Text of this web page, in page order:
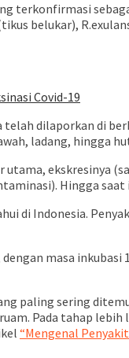
terkonfirmasi
belukar),
Covid-19
dilaporkan di
ladang, hingga
ekskresinya
Hingga
di Indonesia.
masa
paling sering
Pada tahap
“Mengenal